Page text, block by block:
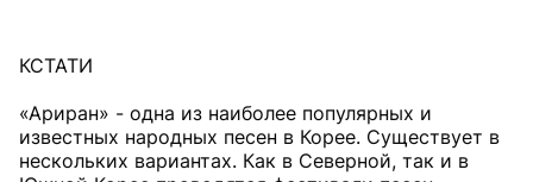
КСТАТИ
«Ариран» - одна из наиболее популярных и
известных народных песен в Корее. Существует в
нескольких вариантах. Как в Северной, так и в